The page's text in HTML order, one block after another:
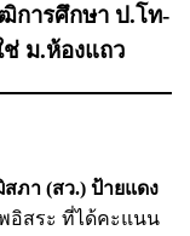
การศึกษา ป.โท-
ช่ ม.ห้องแถว
ภา (สว.) ป้ายแดง
อิสระ ที่ได้คะแนน